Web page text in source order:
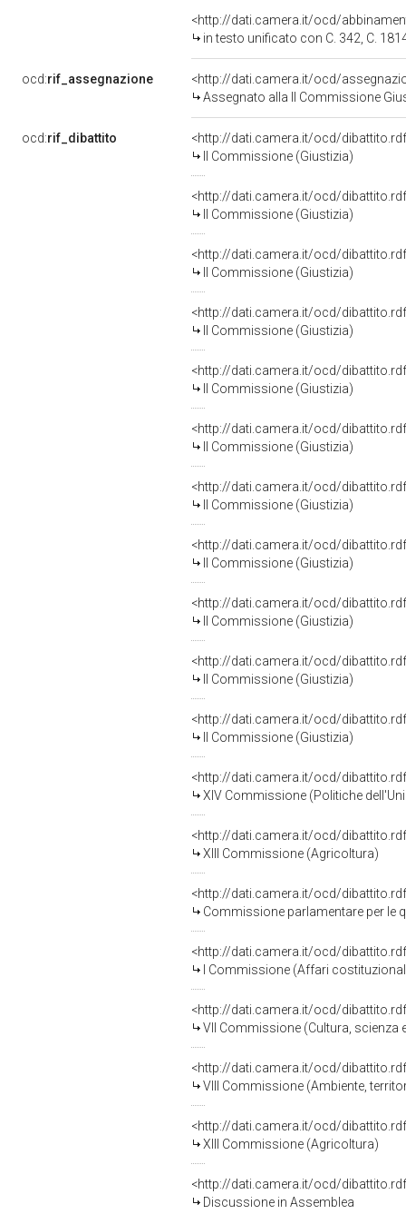
<http://dati.camera.it/ocd/
in testo unificato con C. 342, C.
ocd:rif_assegnazione
<http://dati.camera.it/ocd/
Assegnato alla II Commissione
ocd:rif_dibattito
<http://dati.camera.it/ocd/
II Commissione (Giustizia)
<http://dati.camera.it/ocd/
II Commissione (Giustizia)
<http://dati.camera.it/ocd/
II Commissione (Giustizia)
<http://dati.camera.it/ocd/
II Commissione (Giustizia)
<http://dati.camera.it/ocd/
II Commissione (Giustizia)
<http://dati.camera.it/ocd/
II Commissione (Giustizia)
<http://dati.camera.it/ocd/
II Commissione (Giustizia)
<http://dati.camera.it/ocd/
II Commissione (Giustizia)
<http://dati.camera.it/ocd/
II Commissione (Giustizia)
<http://dati.camera.it/ocd/
II Commissione (Giustizia)
<http://dati.camera.it/ocd/
II Commissione (Giustizia)
<http://dati.camera.it/ocd/
XIV Commissione (Politiche
<http://dati.camera.it/ocd/
XIII Commissione (Agricoltura)
<http://dati.camera.it/ocd/
Commissione parlamentare per le
<http://dati.camera.it/ocd/
I Commissione (Affari
<http://dati.camera.it/ocd/
VII Commissione (Cultura, scienza
<http://dati.camera.it/ocd/
VIII Commissione (Ambiente,
<http://dati.camera.it/ocd/
XIII Commissione (Agricoltura)
<http://dati.camera.it/ocd/
Discussione in Assemblea